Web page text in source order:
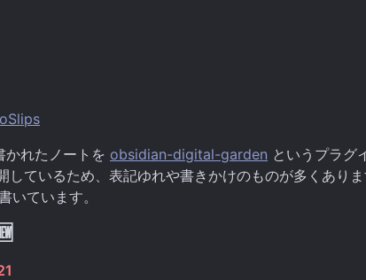
かれたノートを obsidian-digital-garden というプラグ
ているため、表記ゆれや書きかけのものが多くありま
いています。